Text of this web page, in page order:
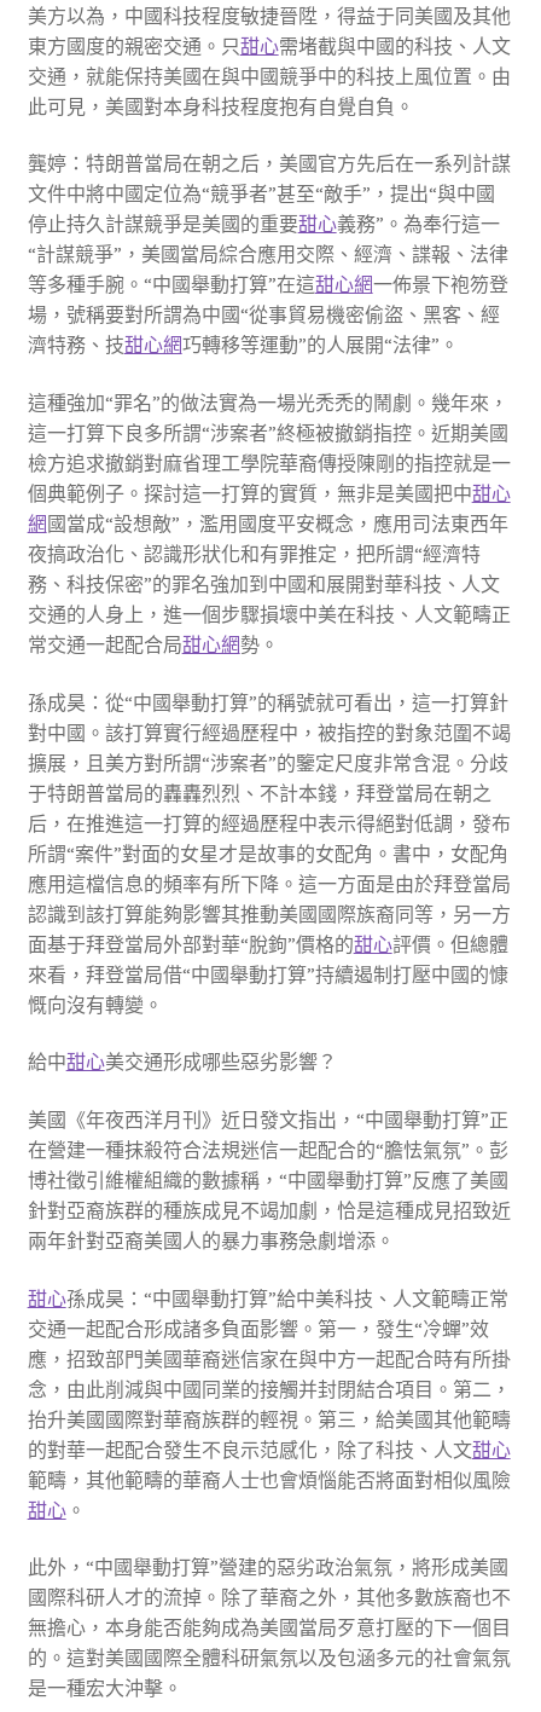
美方以為，中國科技程度敏捷晉陞，得益于同美國及其他
東方國度的親密交通。只甜心需堵截與中國的科技、人文
交通，就能保持美國在與中國競爭中的科技上風位置。由
此可見，美國對本身科技程度抱有自覺自負。
龔婷：特朗普當局在朝之后，美國官方先后在一系列計謀
文件中將中國定位為“競爭者”甚至“敵手”，提出“與中國
停止持久計謀競爭是美國的重要甜心義務”。為奉行這一
“計謀競爭”，美國當局綜合應用交際、經濟、諜報、法律
等多種手腕。“中國舉動打算”在這甜心網一佈景下袍笏登
場，號稱要對所謂為中國“從事貿易機密偷盜、黑客、經
濟特務、技甜心網巧轉移等運動”的人展開“法律”。
這種強加“罪名”的做法實為一場光禿禿的鬧劇。幾年來，
這一打算下良多所謂“涉案者”終極被撤銷指控。近期美國
檢方追求撤銷對麻省理工學院華裔傳授陳剛的指控就是一
個典範例子。探討這一打算的實質，無非是美國把中甜心
網 國當成“設想敵”，濫用國度平安概念，應用司法東西年
夜搞政治化、認識形狀化和有罪推定，把所謂“經濟特
務、科技保密”的罪名強加到中國和展開對華科技、人文
交通的人身上，進一個步驟損壞中美在科技、人文範疇正
常交通一起配合局甜心網勢。
孫成昊：從“中國舉動打算”的稱號就可看出，這一打算針
對中國。該打算實行經過歷程中，被指控的對象范圍不竭
擴展，且美方對所謂“涉案者”的鑒定尺度非常含混。分歧
于特朗普當局的轟轟烈烈、不計本錢，拜登當局在朝之
后，在推進這一打算的經過歷程中表示得絕對低調，發布
所謂“案件”對面的女星才是故事的女配角。書中，女配角
應用這檔信息的頻率有所下降。這一方面是由於拜登當局
認識到該打算能夠影響其推動美國國際族裔同等，另一方
面基于拜登當局外部對華“脫鉤”價格的甜心評價。但總體
來看，拜登當局借“中國舉動打算”持續遏制打壓中國的慷
慨向沒有轉變。
給中甜心美交通形成哪些惡劣影響？
美國《年夜西洋月刊》近日發文指出，“中國舉動打算”正
在營建一種抹殺符合法規迷信一起配合的“膽怯氣氛”。彭
博社徵引維權組織的數據稱，“中國舉動打算”反應了美國
針對亞裔族群的種族成見不竭加劇，恰是這種成見招致近
兩年針對亞裔美國人的暴力事務急劇增添。
甜心孫成昊：“中國舉動打算”給中美科技、人文範疇正常
交通一起配合形成諸多負面影響。第一，發生“冷蟬”效
應，招致部門美國華裔迷信家在與中方一起配合時有所掛
念，由此削減與中國同業的接觸并封閉結合項目。第二，
抬升美國國際對華裔族群的輕視。第三，給美國其他範疇
的對華一起配合發生不良示范感化，除了科技、人文甜心
範疇，其他範疇的華裔人士也會煩惱能否將面對相似風險
甜心。
此外，“中國舉動打算”營建的惡劣政治氣氛，將形成美國
國際科研人才的流掉。除了華裔之外，其他多數族裔也不
無擔心，本身能否能夠成為美國當局歹意打壓的下一個目
的。這對美國國際全體科研氣氛以及包涵多元的社會氣氛
是一種宏大沖擊。